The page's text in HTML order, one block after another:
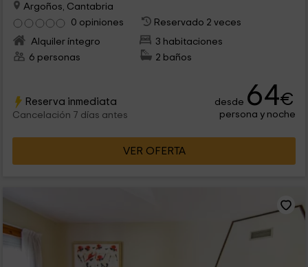
Argoños, Cantabria
0 opiniones
Reservado 2 veces
Alquiler íntegro
3 habitaciones
6 personas
2 baños
Reserva inmediata
Cancelación 7 días antes
desde 64€
persona y noche
VER OFERTA